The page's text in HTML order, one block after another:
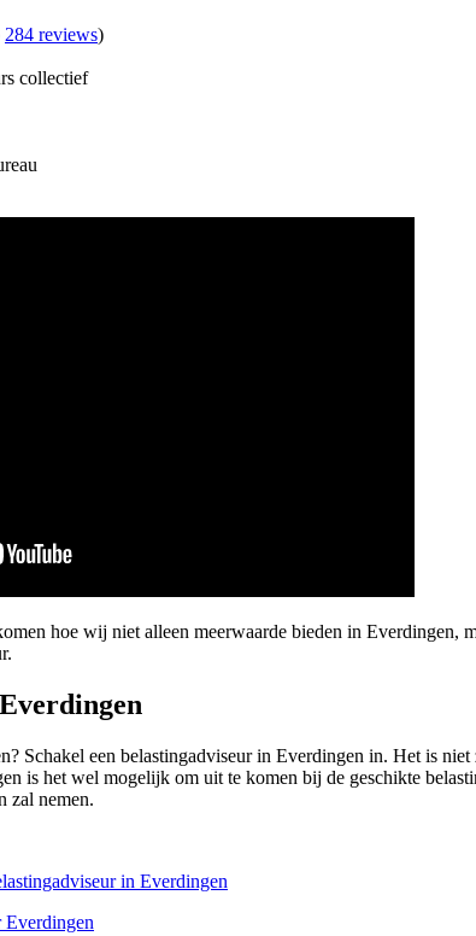
284 reviews)
hoe wij niet alleen meerwaarde bieden in
Schakel een belastingadviseur in Everdingen in. Het is
is het wel mogelijk om uit te komen bij de geschikte
zal nemen.
in Everdingen
Everdingen